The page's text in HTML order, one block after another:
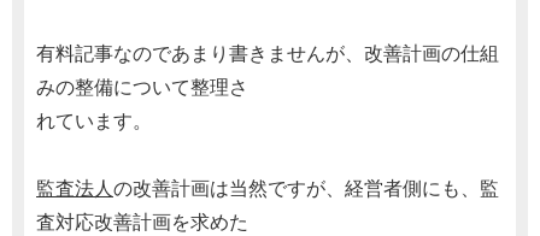
有料記事なのであまり書きませんが、改善計画の仕組
みの整備について整理さ
れています。
監査法人の改善計画は当然ですが、経営者側にも、監
査対応改善計画を求めた